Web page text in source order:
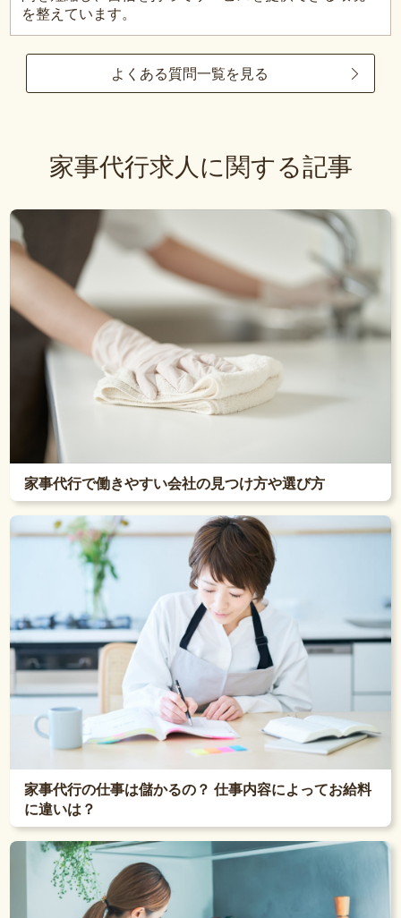
を整えています。
よくある質問一覧を見る
家事代行求人に関する記事
家事代行で働きやすい会社の見つけ方や選び方
家事代行の仕事は儲かるの？ 仕事内容によってお給料
に違いは？